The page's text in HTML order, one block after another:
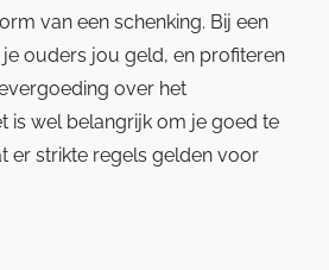
van een schenking. Bij een
ouders jou geld, en profiteren
over het
is wel belangrijk om je goed te
er strikte regels gelden voor